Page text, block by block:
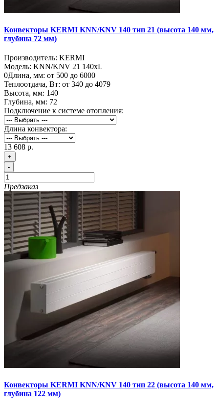
Конвекторы KERMI KNN/KNV 140 тип 21 (высота 140 мм,
глубина 72 мм)
Производитель: KERMI
Модель: KNN/KNV 21 140хL
0Длина, мм: от 500 до 6000
Теплоотдача, Вт: от 340 до 4079
Высота, мм: 140
Глубина, мм: 72
Подключение к системе отопления:
Длина конвектора:
13 608 р.
+
-
Предзаказ
Конвекторы KERMI KNN/KNV 140 тип 22 (высота 140 мм,
глубина 122 мм)